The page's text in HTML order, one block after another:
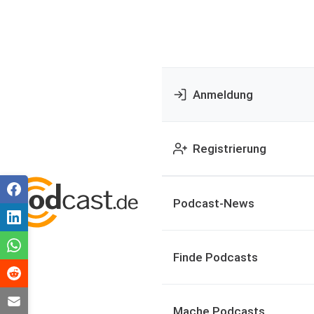
Anmeldung
Registrierung
Podcast-News
Finde Podcasts
Mache Podcasts